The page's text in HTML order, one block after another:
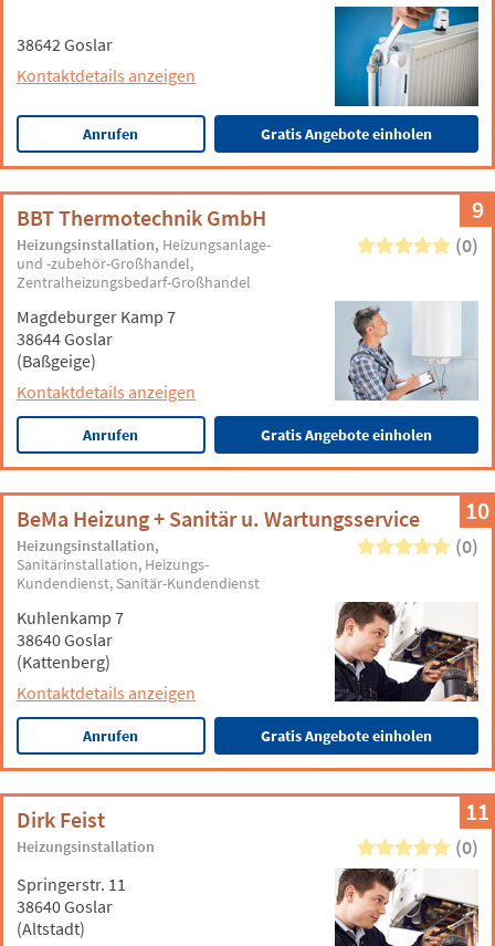
38642 Goslar
Kontaktdetails anzeigen
Anrufen Gratis Angebote einholen
9
BBT Thermotechnik GmbH
Heizungsinstallation Heizungsanlage-
und -zubehör-Großhandel
Zentralheizungsbedarf-Großhandel
(0)
Magdeburger Kamp 7
38644 Goslar
(Baßgeige)
Kontaktdetails anzeigen
Anrufen Gratis Angebote einholen
10
BeMa Heizung + Sanitär u. Wartungsservice
Heizungsinstallation
Sanitärinstallation Heizungs-
Kundendienst Sanitär-Kundendienst
(0)
Kuhlenkamp 7
38640 Goslar
(Kattenberg)
Kontaktdetails anzeigen
Anrufen Gratis Angebote einholen
11
Dirk Feist
Heizungsinstallation (0)
Springerstr. 11
38640 Goslar
(Altstadt)